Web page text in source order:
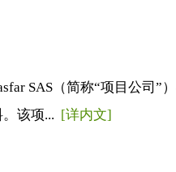
SAS（简称“项目公司
该项... [详内文]